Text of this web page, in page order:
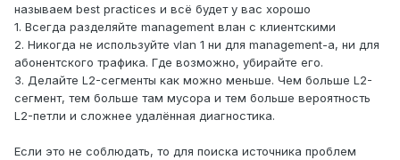
называем best practices и всё будет у вас хорошо
1. Всегда разделяйте management влан с клиентскими
2. Никогда не используйте vlan 1 ни для management-а, ни для
абонентского трафика. Где возможно, убирайте его.
3. Делайте L2-сегменты как можно меньше. Чем больше L2-
сегмент, тем больше там мусора и тем больше вероятность
L2-петли и сложнее удалённая диагностика.
Если это не соблюдать, то для поиска источника проблем